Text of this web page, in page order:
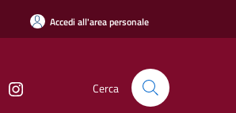
Accedi all'area personale
Cerca